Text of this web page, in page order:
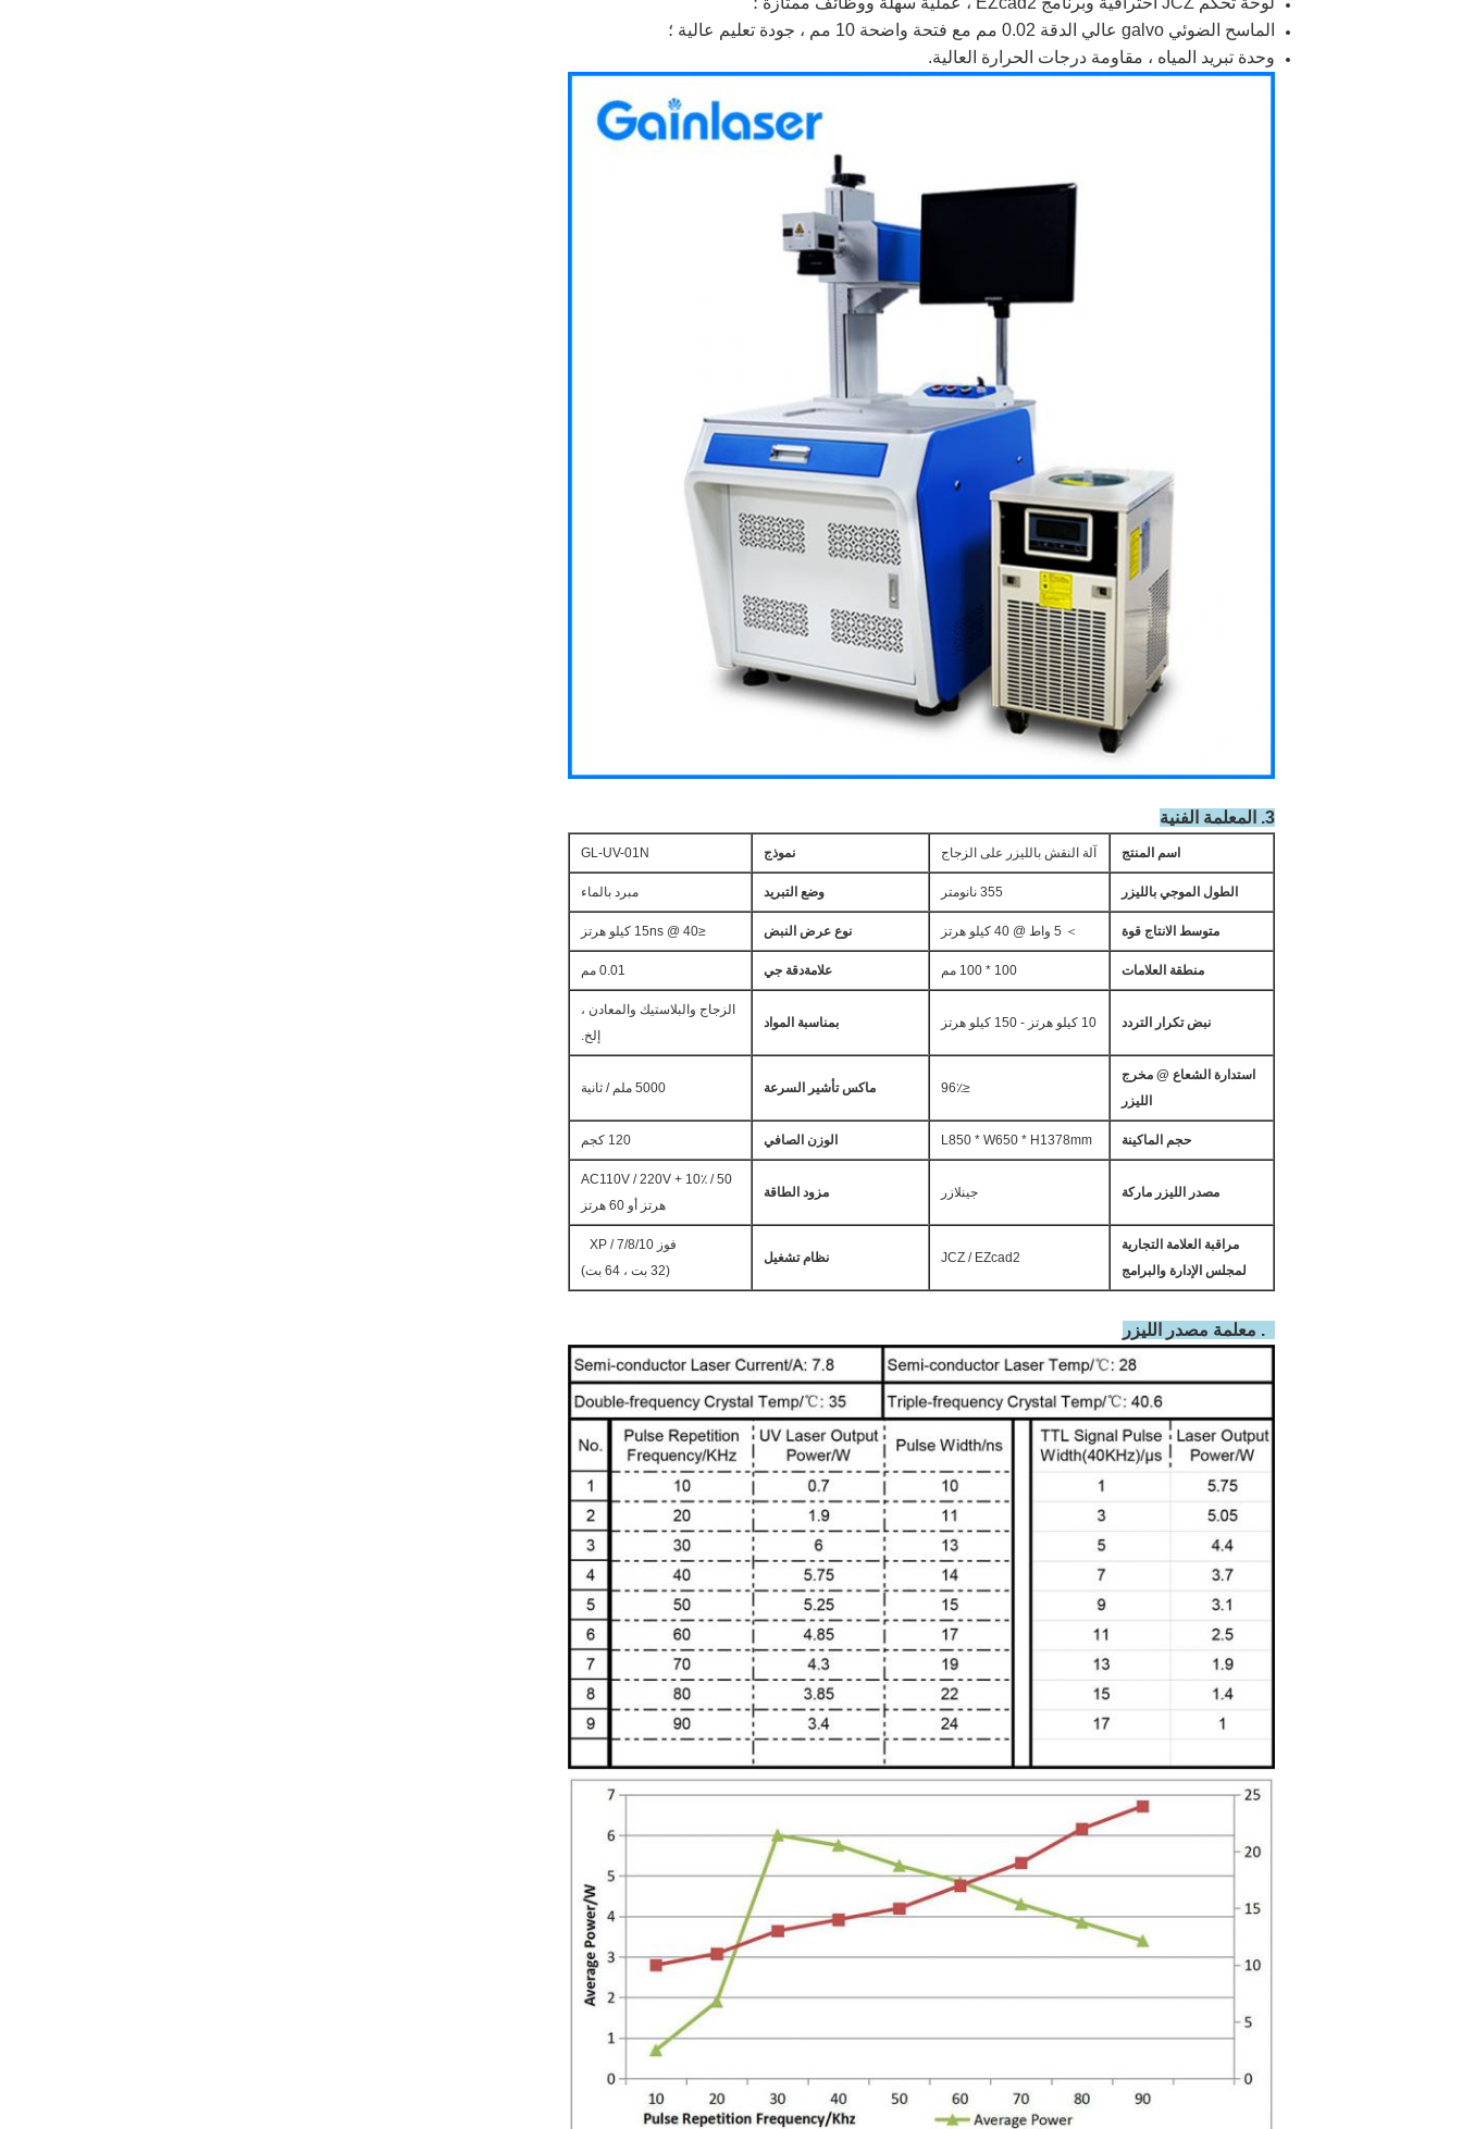
الماسح الضوئي galvo عالي الدقة 0.02 مم مع فتحة واضحة 10 مم ، جودة تعليم عالية ؛
وحدة تبريد المياه ، مقاومة درجات الحرارة العالية.
3. المعلمة الفنية
اسم المنتج آلة النقش بالليزر على الزجاج نموذج GL-UV-01N
الطول الموجي بالليزر 355 نانومتر وضع التبريد مبرد بالماء
متوسط ​​الانتاج قوة ＞ 5 واط @ 40 كيلو هرتز نوع عرض النبض ≤15ns @ 40 كيلو هرتز
منطقة العلامات 100 * 100 مم علامةدقة جي 0.01 مم
نبضتكرار التردد 10 كيلو هرتز - 150 كيلو هرتز بمناسبة المواد
الزجاج والبلاستيك والمعادن ،
إلخ.
استدارة الشعاع @ مخرج
الليزر
≤96٪ ماكس تأشير السرعة 5000 ملم / ثانية
حجم الماكينة L850 * W650 * H1378mm الوزن الصافي 120 كجم
مصدر الليزر ماركة جينلازر مزود الطاقة
AC110V / 220V + 10٪ / 50
هرتز أو 60 هرتز
مراقبة العلامة التجارية
لمجلس الإدارة والبرامج
JCZ / EZcad2 نظام تشغيل
فوز XP / 7/8/10
(32 بت ، 64 بت)